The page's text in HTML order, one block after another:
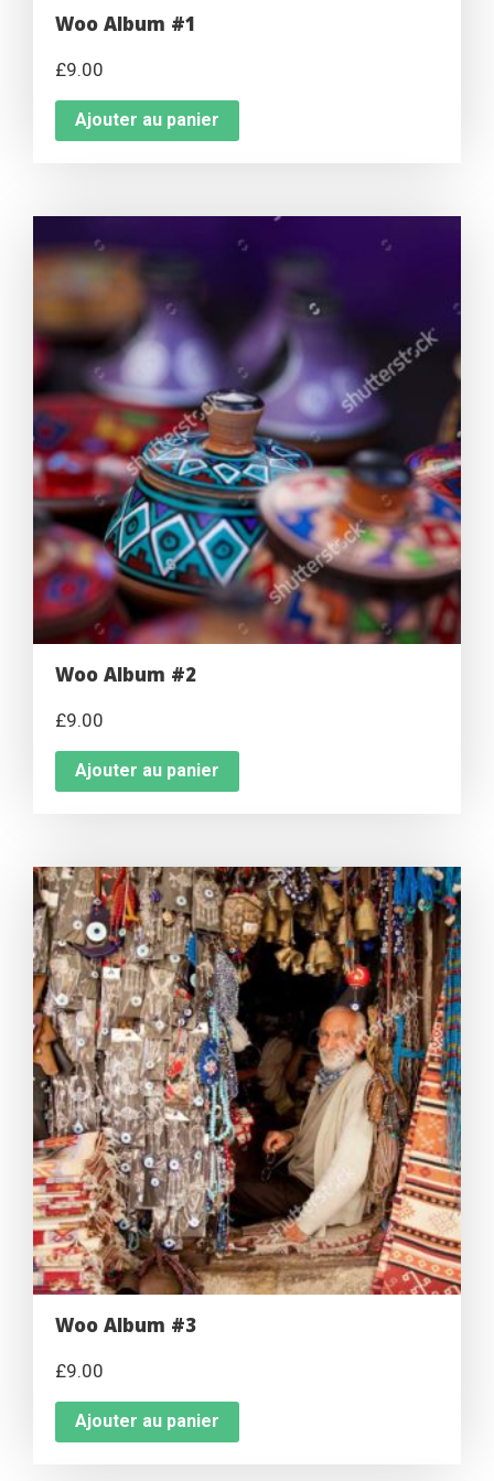
Woo Album #1
£9.00
Ajouter au panier
Woo Album #2
£9.00
Ajouter au panier
Woo Album #3
£9.00
Ajouter au panier